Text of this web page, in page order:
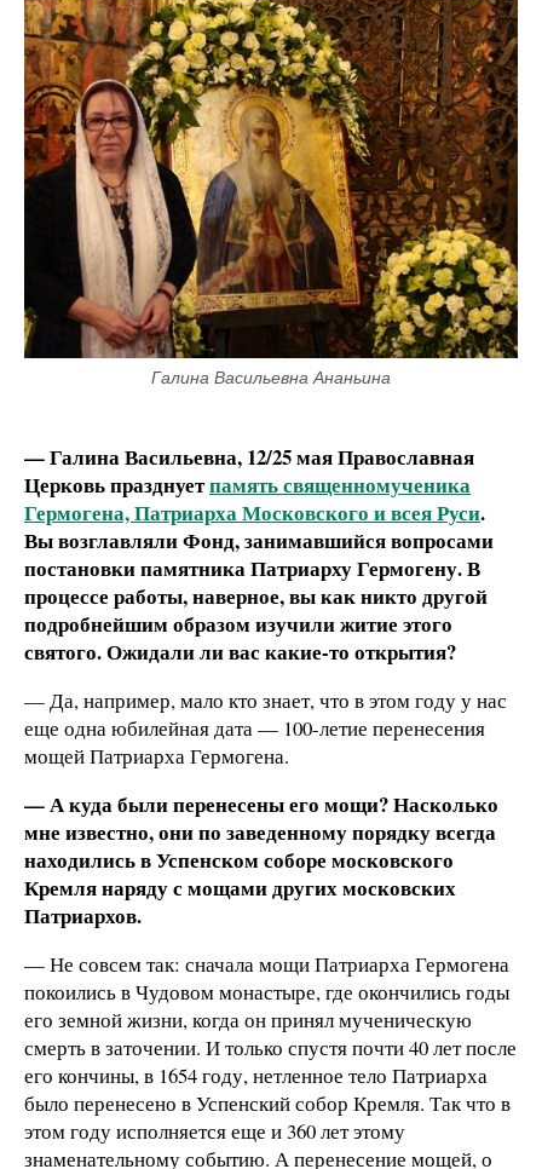
Галина Васильевна Ананьина
— Галина Васильевна, 12/25 мая Православная
Церковь празднуетпамять священномученика
Гермогена, Патриарха Московского и всея Руси.
Вы возглавляли Фонд, занимавшийся вопросами
постановки памятника Патриарху Гермогену. В
процессе работы, наверное, вы как никто другой
подробнейшим образом изучили житие этого
святого. Ожидали ли вас какие-то открытия?
— Да, например, мало кто знает, что в этом году у нас
еще одна юбилейная дата — 100-летие перенесения
мощей Патриарха Гермогена.
— А куда были перенесены его мощи? Насколько
мне известно, они по заведенному порядку всегда
находились в Успенском соборе московского
Кремля наряду с мощами других московских
Патриархов.
— Не совсем так: сначала мощи Патриарха Гермогена
покоились в Чудовом монастыре, где окончились годы
его земной жизни, когда он принял мученическую
смерть в заточении. И только спустя почти 40 лет после
его кончины, в 1654 году, нетленное тело Патриарха
было перенесено в Успенский собор Кремля. Так что в
этом году исполняется еще и 360 лет этому
знаменательному событию. А перенесение мощей, о